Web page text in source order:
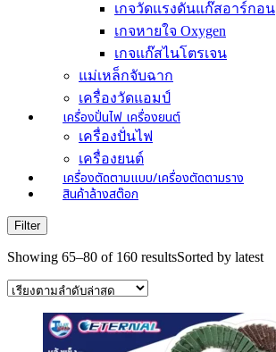
เกจวัดแรงดันแก๊สอาร์กอน
เกจหายใจ Oxygen
เกจแก๊สไนโตรเจน
แม่เหล็กจับฉาก
เครื่องวัดแอมป์
เครื่องปั่นไฟ เครื่องยนต์
เครื่องปั่นไฟ
เครื่องยนต์
เครื่องตัดตามแบบ/เครื่องตัดตามราง
สินค้าล้างสต๊อก
Filter
Showing 65–80 of 160 resultsSorted by latest